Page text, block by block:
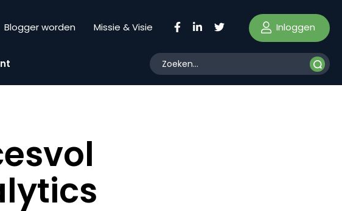
Blogger worden Missie & Visie Inloggen